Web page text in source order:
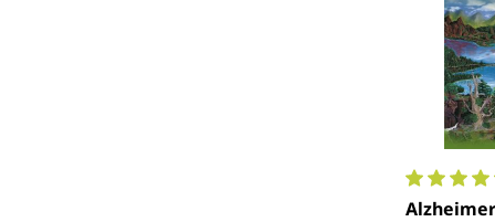
Note